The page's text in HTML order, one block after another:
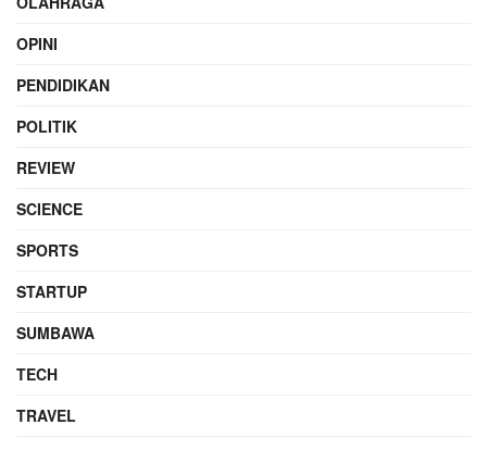
OPINI
PENDIDIKAN
POLITIK
REVIEW
SCIENCE
SPORTS
STARTUP
SUMBAWA
TECH
TRAVEL